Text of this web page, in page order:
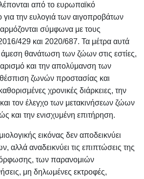
από το ευρωπαϊκό
για την ευλογιά των αιγοπροβάτων
σύμφωνα με τους
429 και 2020/687. Τα μέτρα αυτά
θανάτωση των ζώων στις εστίες,
και την απολύμανση των
ζωνών προστασίας και
χρονικές διάρκειες, την
τον έλεγχο των μετακινήσεων ζώων
και την ενισχυμένη επιτήρηση.
εικόνας δεν αποδεικνύει
αλλά αναδεικνύει τις επιπτώσεις της
των παρανομιών
μη δηλωμένες εκτροφές,